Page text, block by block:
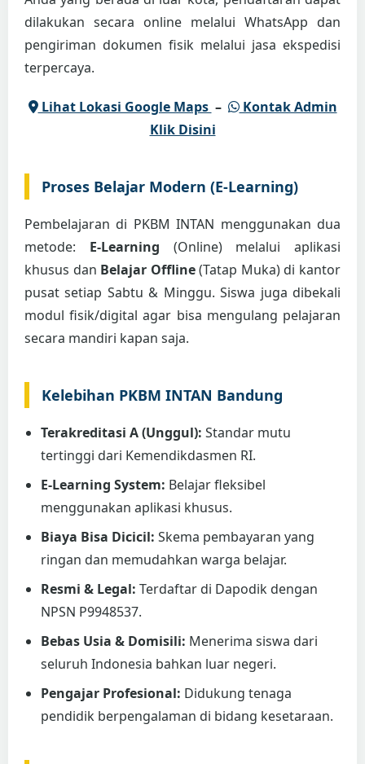
dilakukan secara online melalui WhatsApp dan
pengiriman dokumen fisik melalui jasa ekspedisi
terpercaya.
Lihat Lokasi Google Maps –
Kontak Admin
Klik Disini
Proses Belajar Modern (E-Learning)
Pembelajaran di PKBM INTAN menggunakan dua
metode: E-Learning (Online) melalui aplikasi
khusus dan Belajar Offline(Tatap Muka) di kantor
pusat setiap Sabtu & Minggu. Siswa juga dibekali
modul fisik/digital agar bisa mengulang pelajaran
secara mandiri kapan saja.
Kelebihan PKBM INTAN Bandung
Terakreditasi A (Unggul): Standar mutu
tertinggi dari Kemendikdasmen RI.
E-Learning System: Belajar fleksibel
menggunakan aplikasi khusus.
Biaya Bisa Dicicil: Skema pembayaran yang
ringan dan memudahkan warga belajar.
Resmi & Legal: Terdaftar di Dapodik dengan
NPSN P9948537.
Bebas Usia & Domisili: Menerima siswa dari
seluruh Indonesia bahkan luar negeri.
Pengajar Profesional: Didukung tenaga
pendidik berpengalaman di bidang kesetaraan.